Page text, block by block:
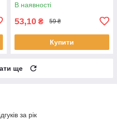
В наявності
53,10 ₴ 59 ₴
Купити
ще
за рік